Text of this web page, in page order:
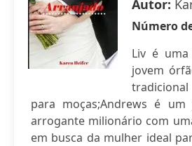
Autor:
Número
Liv é
jovem
para moças;Andrews é
arrogante milionário com
em busca da mulher ideal